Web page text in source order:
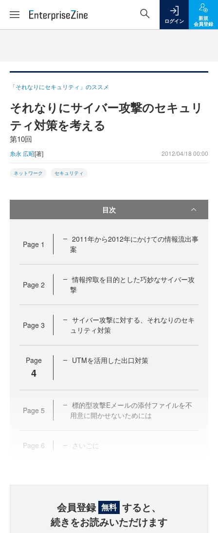
ログイン
新規
会員登録
「それなりにセキュリティ」のススメ
それなりにサイバー攻撃のセキュリ
ティ対策を考える
第10回
糸永 広昭[著] 2012/04/18 00:00
ネットワーク セキュリティ
目次
Page 1
2011年から2012年にかけての情報流出事
案
Page 2
情報搾取を目的とした巧妙なサイバー攻
撃
Page 3
サイバー攻撃に対する、それなりのセキ
ュリティ対策
Page
4
UTMを活用した出口対策
Page 5
標的型攻撃Eメールの添付ファイルを不
用意に開かせないためには
Page 6 さいごに
会員登録 無料 すると、
続きをお読みいただけます